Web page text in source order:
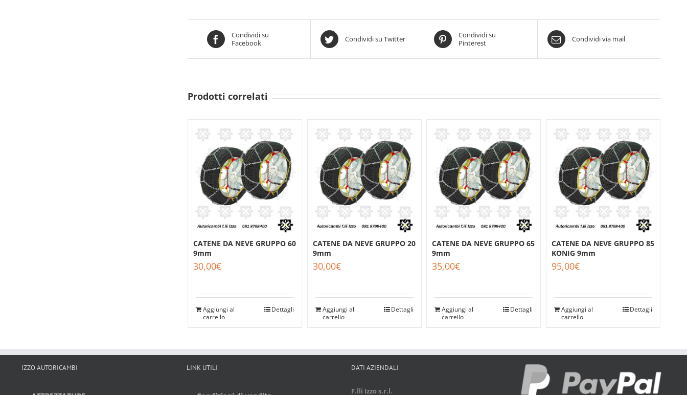
Condividi su
Facebook
Condividi su Twitter
Condividi su
Pinterest
Condividi via mail
Prodotti correlati
CATENE DA NEVE GRUPPO 60
9mm
30,00€
Aggiungi al
carrello
Dettagli
CATENE DA NEVE GRUPPO 20
9mm
30,00€
Aggiungi al
carrello
Dettagli
CATENE DA NEVE GRUPPO 65
9mm
35,00€
Aggiungi al
carrello
Dettagli
CATENE DA NEVE GRUPPO 85
KONIG 9mm
95,00€
Aggiungi al
carrello
Dettagli
IZZO AUTORICAMBI LINK UTILI DATI AZIENDALI
F.lli Izzo s.r.l.